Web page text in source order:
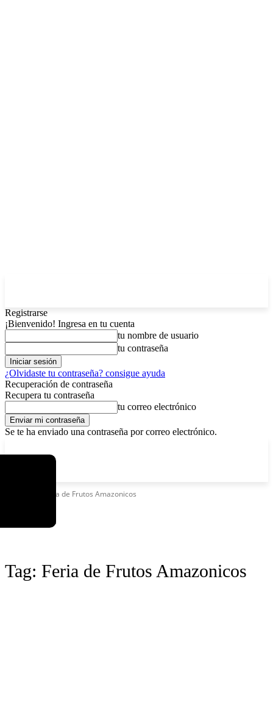
Registrarse
¡Bienvenido! Ingresa en tu cuenta
tu nombre de usuario
tu contraseña
¿Olvidaste tu contraseña? consigue ayuda
Recuperación de contraseña
Recupera tu contraseña
tu correo electrónico
Se te ha enviado una contraseña por correo electrónico.
Feria de Frutos Amazonicos
Tag: Feria de Frutos Amazonicos